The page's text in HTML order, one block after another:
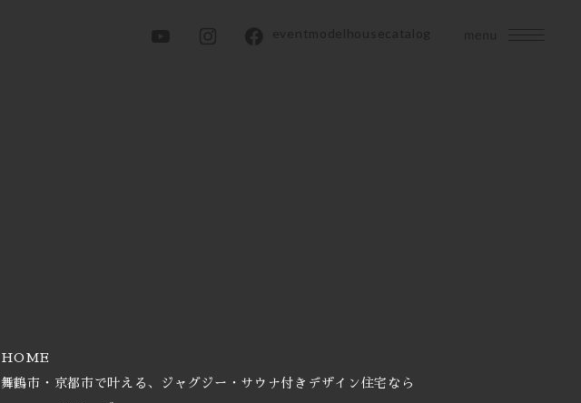
event modelhouse catalog
HOME
舞鶴市・京都市で叶える、ジャグジー・サウナ付きデザイン住宅なら